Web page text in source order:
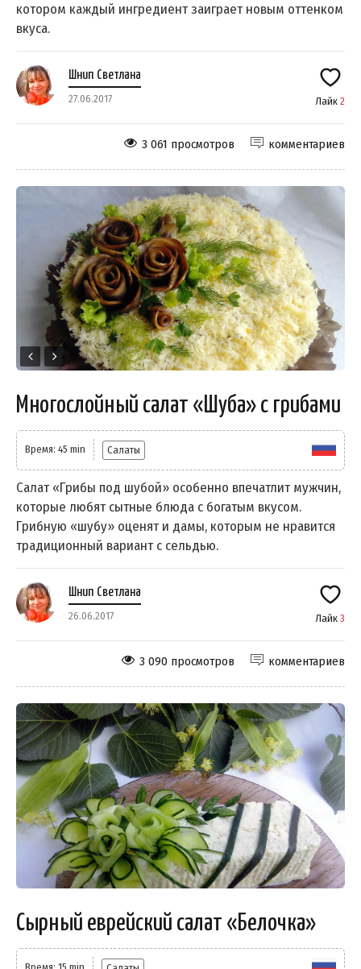
котором каждый ингредиент заиграет новым оттенком
вкуса.
Шнип Светлана
27.06.2017 Лайк 2
комментариев
3 061 просмотров
Многослойный салат «Шуба» с грибами
Время: 45 min Салаты
Салат «Грибы под шубой» особенно впечатлит мужчин,
которые любят сытные блюда с богатым вкусом.
Грибную «шубу» оценят и дамы, которым не нравится
традиционный вариант с сельдью.
Шнип Светлана
26.06.2017 Лайк 3
комментариев
3 090 просмотров
Сырный еврейский салат «Белочка»